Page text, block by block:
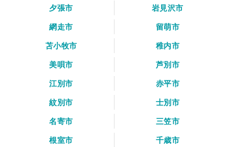
夕張市
岩見沢市
網走市
留萌市
苫小牧市
稚内市
美唄市
芦別市
江別市
赤平市
紋別市
士別市
名寄市
三笠市
根室市
千歳市